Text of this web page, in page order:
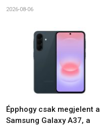
2026-08-06
Épphogy csak megjelent a
Samsung Galaxy A37, a